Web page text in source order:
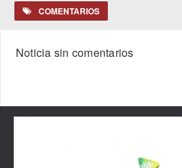
COMENTARIOS
Noticia sin comentarios